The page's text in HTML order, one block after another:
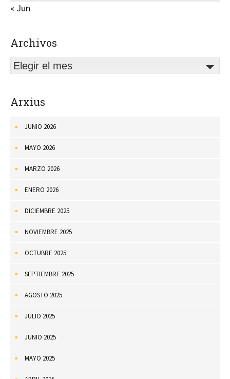
« Jun
Archivos
Elegir el mes
Arxius
JUNIO 2026
MAYO 2026
MARZO 2026
ENERO 2026
DICIEMBRE 2025
NOVIEMBRE 2025
OCTUBRE 2025
SEPTIEMBRE 2025
AGOSTO 2025
JULIO 2025
JUNIO 2025
MAYO 2025